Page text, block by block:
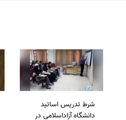
شرط تدریس اساتید
دانشگاه آزاداسلامی در